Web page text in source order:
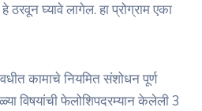
ठरवून घ्यावे लागेल. हा प्रोग्राम एका
कामाचे नियमित संशोधन पूर्ण
विषयांची फेलोशिपदरम्यान केलेली 3